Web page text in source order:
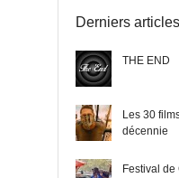
Derniers articles
THE END
Les 30
décennie
Festival de